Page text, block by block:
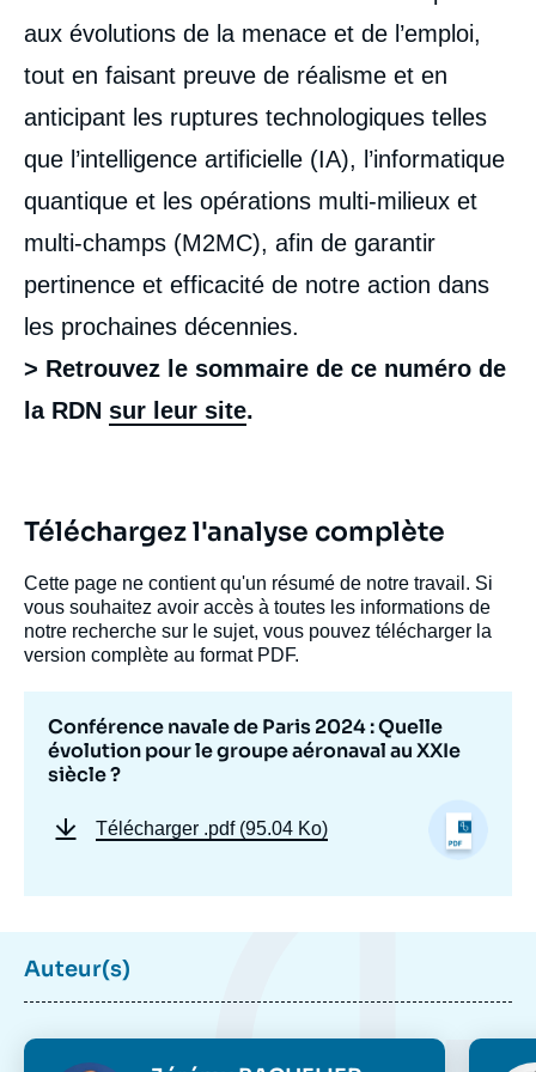
aux évolutions de la menace et de l’emploi,
tout en faisant preuve de réalisme et en
anticipant les ruptures technologiques telles
que l’intelligence artificielle (IA), l’informatique
quantique et les opérations multi-milieux et
multi-champs (M2MC), afin de garantir
pertinence et efficacité de notre action dans
les prochaines décennies.
> Retrouvez le sommaire de ce numéro de
la RDN sur leur site.
Téléchargez l'analyse complète
Cette page ne contient qu'un résumé de notre travail. Si
vous souhaitez avoir accès à toutes les informations de
notre recherche sur le sujet, vous pouvez télécharger la
version complète au format PDF.
Conférence navale de Paris 2024 : Quelle
évolution pour le groupe aéronaval au XXIe
siècle ?
Télécharger .pdf (95.04 Ko)
Auteur(s)
Image
de
couverture
de
Conférence navale de Paris 2024 : Quelle
évolution pour le groupe aéronaval au XXIe
siècle ? », Articles, Ifri, 8 mars 2024.
Copier